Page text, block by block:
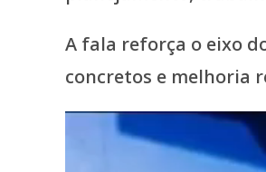
A fala reforça o eixo
concretos e melhoria
Tocador